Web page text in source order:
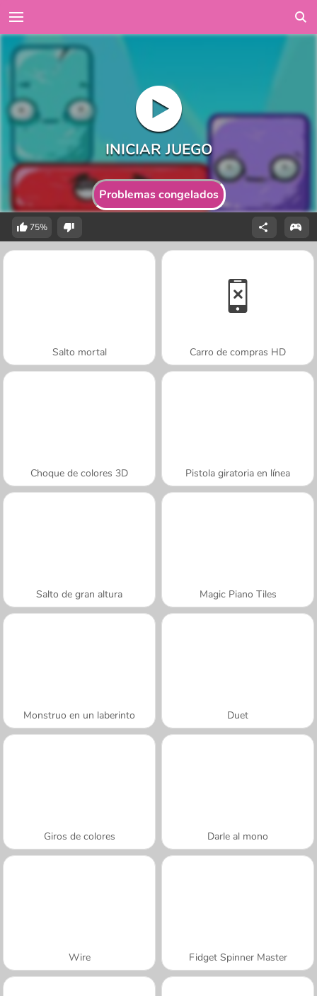
Problemas congelados
75%
Salto mortal Carro de compras HD
Choque de colores 3D Pistola giratoria en línea
Salto de gran altura Magic Piano Tiles
Monstruo en un laberinto Duet
Giros de colores Darle al mono
Wire Fidget Spinner Master